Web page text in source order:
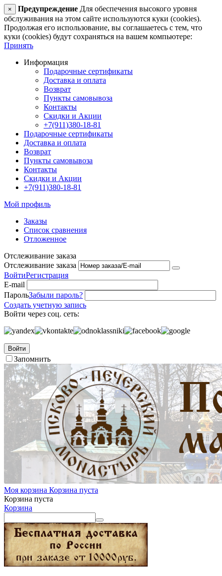
× Предупреждение Для обеспечения высокого уровня
обслуживания на этом сайте используются куки (cookies).
Продолжая его использование, вы соглашаетесь с тем, что
куки (cookies) будут сохраняться на вашем компьютере:
Принять
Информация
Подарочные сертификаты
Доставка и оплата
Возврат
Пункты самовывоза
Контакты
Скидки и Акции
+7(911)380-18-81
Подарочные сертификаты
Доставка и оплата
Возврат
Пункты самовывоза
Контакты
Скидки и Акции
+7(911)380-18-81
Мой профиль
Заказы
Список сравнения
Отложенное
Отслеживание заказа
Отслеживание заказа
ВойтиРегистрация
E-mail
ПарольЗабыли пароль?
Создать учетную запись
Войти через соц. сеть:
Войти
Запомнить
Моя корзина Корзина пуста
Корзина пуста
Корзина